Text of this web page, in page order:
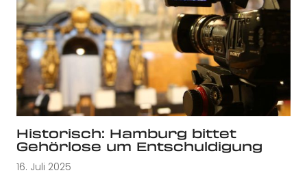
Historisch: Hamburg bittet
Gehörlose um Entschuldigung
16. Juli 2025